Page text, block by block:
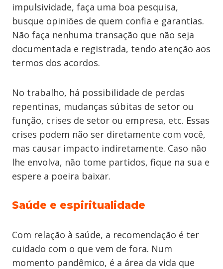
impulsividade, faça uma boa pesquisa,
busque opiniões de quem confia e garantias.
Não faça nenhuma transação que não seja
documentada e registrada, tendo atenção aos
termos dos acordos.
No trabalho, há possibilidade de perdas
repentinas, mudanças súbitas de setor ou
função, crises de setor ou empresa, etc. Essas
crises podem não ser diretamente com você,
mas causar impacto indiretamente. Caso não
lhe envolva, não tome partidos, fique na sua e
espere a poeira baixar.
Saúde e espiritualidade
Com relação à saúde, a recomendação é ter
cuidado com o que vem de fora. Num
momento pandêmico, é a área da vida que